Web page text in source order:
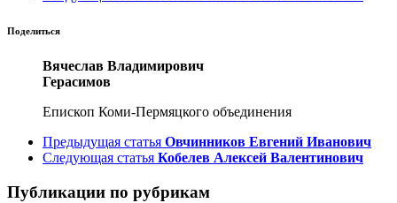
Поделиться
Вячеслав Владимирович
Герасимов
Епископ Коми-Пермяцкого объединения
Предыдущая статья Овчинников Евгений Иванович
Следующая статья Кобелев Алексей Валентинович
Публикации по рубрикам